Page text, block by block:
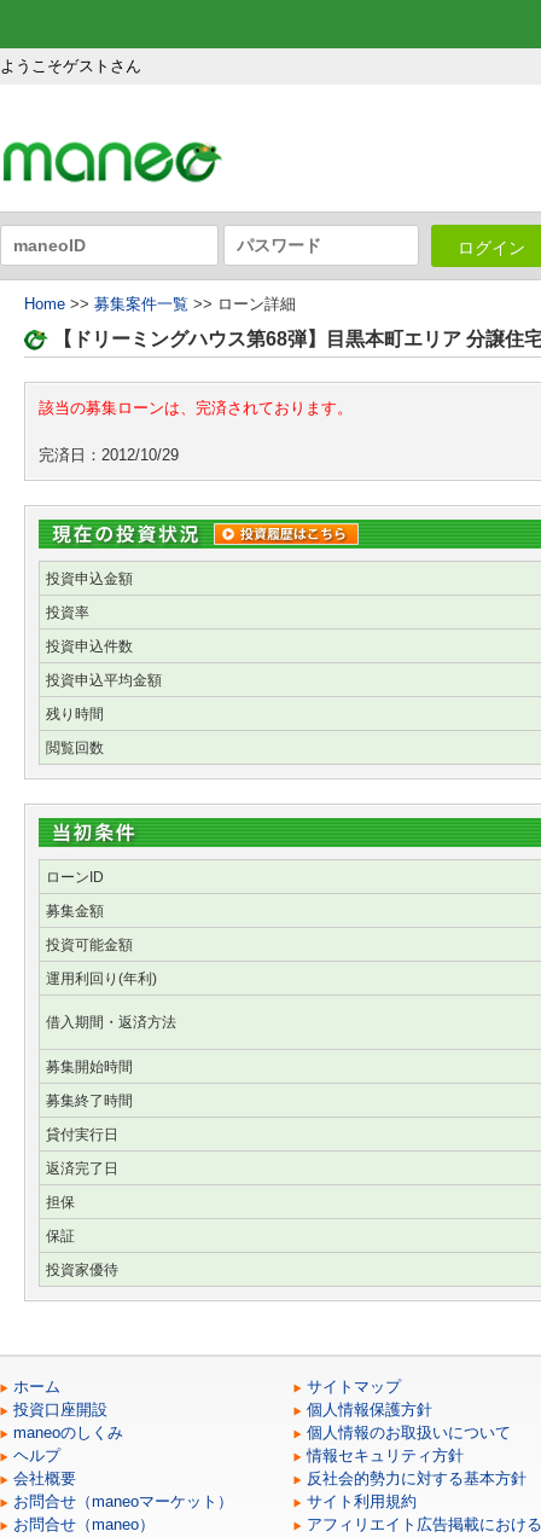
ようこそゲストさん
ログイン
Home >> 募集案件一覧 >> ローン詳細
【ドリーミングハウス第68弾】目黒本町エリア 分譲住
該当の募集ローンは、完済されております。
完済日：2012/10/29
投資申込金額
投資率
投資申込件数
投資申込平均金額
残り時間
閲覧回数
ローンID
募集金額
投資可能金額
運用利回り(年利)
借入期間・返済方法
募集開始時間
募集終了時間
貸付実行日
返済完了日
担保
保証
投資家優待
ホーム
投資口座開設
maneoのしくみ
ヘルプ
会社概要
お問合せ（maneoマーケット）
お問合せ（maneo）
サイトマップ
個人情報保護方針
個人情報のお取扱いについて
情報セキュリティ方針
反社会的勢力に対する基本方針
サイト利用規約
アフィリエイト広告掲載におけ